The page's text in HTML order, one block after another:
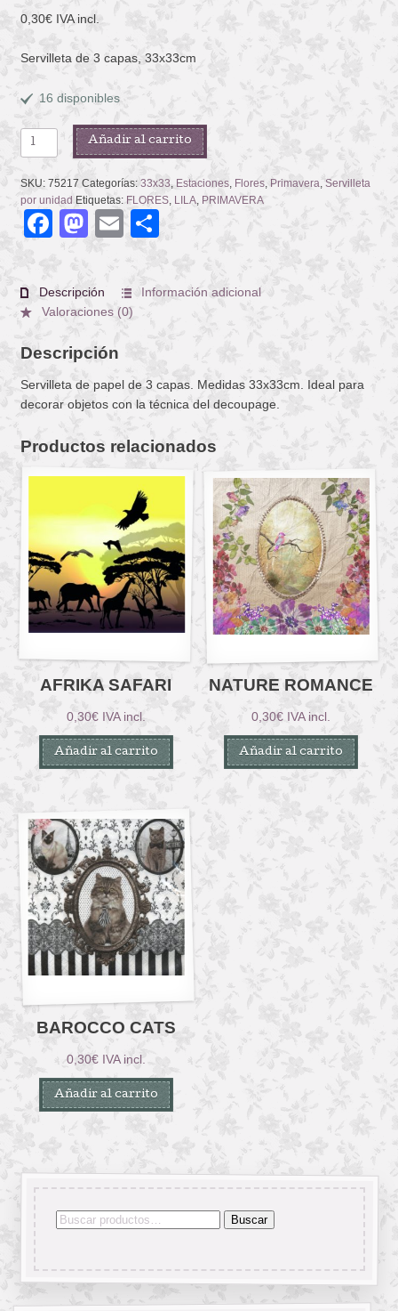
0,30€ IVA incl.
Servilleta de 3 capas, 33x33cm
16 disponibles
SYRINGA
cantidad
Añadir al carrito
SKU: 75217 Categorías: 33x33, Estaciones, Flores, Primavera Servilleta
por unidad Etiquetas: FLORES, LILA, PRIMAVERA
Facebook
Mastodon
EmailCompartir
Descripción
Información adicional
Valoraciones (0)
Descripción
Servilleta de papel de 3 capas. Medidas 33x33cm. Ideal para
decorar objetos con la técnica del decoupage.
Productos relacionados
AFRIKA SAFARI
0,30€ IVA incl.
Añadir al carrito
NATURE ROMANCE
0,30€ IVA incl.
Añadir al carrito
BAROCCO CATS
0,30€ IVA incl.
Añadir al carrito
Buscar
Buscar